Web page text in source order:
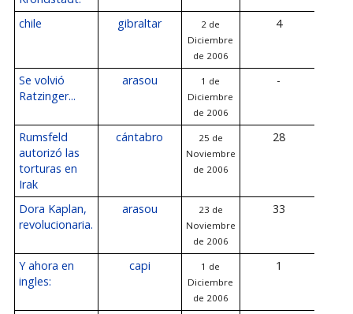
chile gibraltar
2 de
Diciembre
de 2006
4
Se volvió
Ratzinger...
arasou
1 de
Diciembre
de 2006
-
Rumsfeld
autorizó las
torturas en
Irak
cántabro
25 de
Noviembre
de 2006
28
Dora Kaplan,
revolucionaria.
arasou
23 de
Noviembre
de 2006
33
Y ahora en
ingles:
capi
1 de
Diciembre
de 2006
1